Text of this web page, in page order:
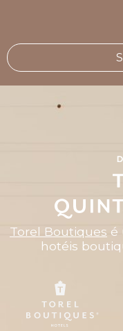
Torel Boutiques é
hotéis